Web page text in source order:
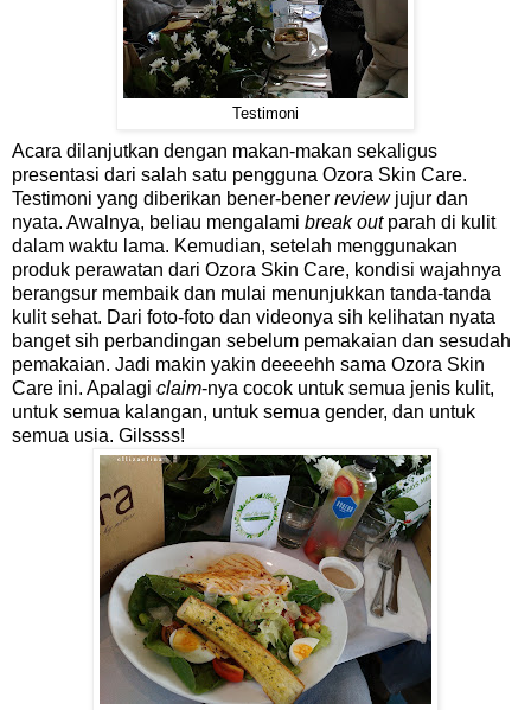
Testimoni
Acara dilanjutkan dengan makan-makan sekaligus
presentasi dari salah satu pengguna Ozora Skin Care.
Testimoni yang diberikan bener-bener reviewjujur dan
nyata. Awalnya, beliau mengalami break outparah di kulit
dalam waktu lama. Kemudian, setelah menggunakan
produk perawatan dari Ozora Skin Care, kondisi wajahnya
berangsur membaik dan mulai menunjukkan tanda-tanda
kulit sehat. Dari foto-foto dan videonya sih kelihatan nyata
banget sih perbandingan sebelum pemakaian dan sesudah
pemakaian. Jadi makin yakin deeeehh sama Ozora Skin
Care ini. Apalagi claim-nya cocok untuk semua jenis kulit,
untuk semua kalangan, untuk semua gender, dan untuk
semua usia. Gilssss!